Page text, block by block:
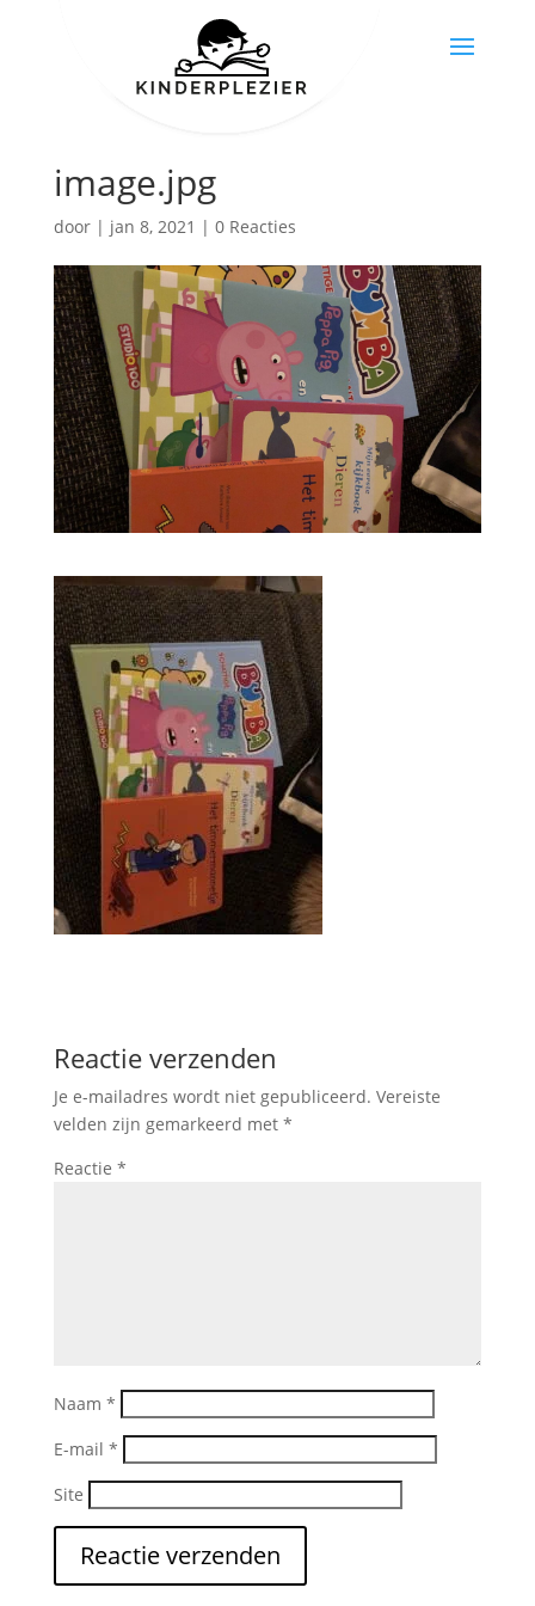
image.jpg
door | jan 8, 2021 | 0 Reacties
Reactie verzenden
Je e-mailadres wordt niet gepubliceerd. Vereiste
velden zijn gemarkeerd met *
Reactie *
Naam *
E-mail *
Site